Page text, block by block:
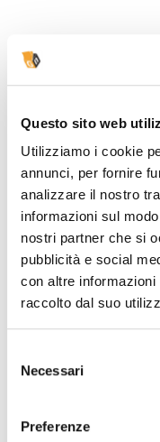
Questo sito web
Utilizziamo i cookie
annunci, per fornire
analizzare il nostro
informazioni sul
nostri partner che si
pubblicità e social
con altre
raccolto dal suo
delNecessari
Preferenze
Su tutti i blocchi
acquistabili
controlliamo
formattato
bozza grafica in
risultato di
disposizione
file vettoriale